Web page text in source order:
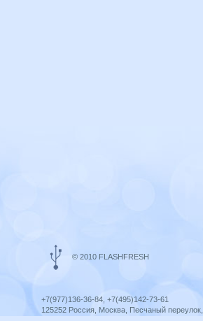
© 2010 FLASHFRESH
+7(977)136-36-84, +7(495)142-73-61
125252 Россия, Москва, Песчаный